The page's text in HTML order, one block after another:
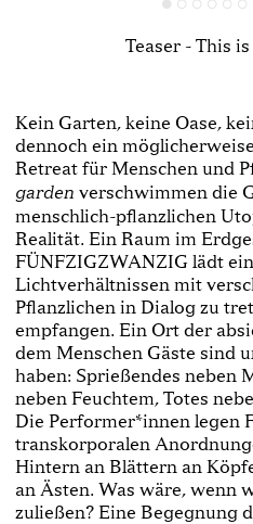
Teaser - This
Kein Garten, keine Oase,
dennoch ein
Retreat für Menschen und
gar­den verschwimmen die
menschlich-pflanzlichen
Realität. Ein Raum im
FÜNFZIGZWANZIG lädt
Lichtverhältnissen mit
Pflanzlichen in Dialog zu
empfangen. Ein Ort der
dem Menschen Gäste sind
haben: Sprießendes neben
neben Feuchtem, Totes
Die Performer*innen legen
transkorporalen
Hintern an Blättern an
an Ästen. Was wäre, wenn
zuließen? Eine Begegnung